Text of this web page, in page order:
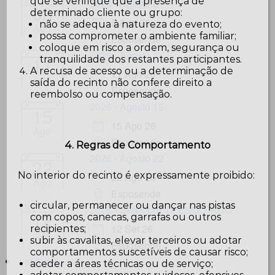
08
Ago
2026 - Agosto 8
8 Ago 26
Esposende
11
Ago
2026 - Agosto 11
11 Ago 26
Esposende
Esposende
22
Ago
22 Ago 26
12
Set
2026 - Setembro 12 ESGOTADO
Esposende
ver todos...
determinado cliente ou grupo:
não se adequa à natureza do evento;
possa comprometer o ambiente familiar;
coloque em risco a ordem, segurança ou
tranquilidade dos restantes participantes.
A recusa de acesso ou a determinação de
saída do recinto não confere direito a
reembolso ou compensação.
4. Regras de Comportamento
No interior do recinto é expressamente proibido:
circular, permanecer ou dançar nas pistas
com copos, canecas, garrafas ou outros
recipientes;
subir às cavalitas, elevar terceiros ou adotar
comportamentos suscetíveis de causar risco;
aceder a áreas técnicas ou de serviço;